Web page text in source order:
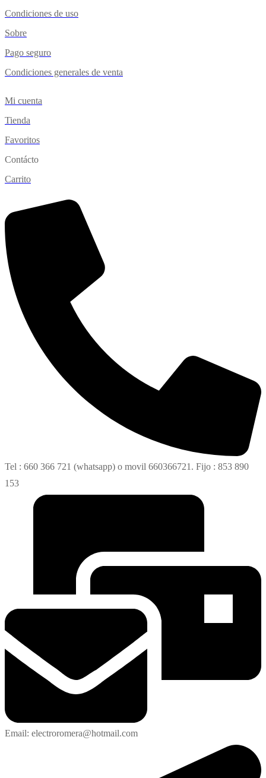
Condiciones de uso
Sobre
Pago seguro
Condiciones generales de venta
Mi cuenta
Tienda
Favoritos
Contácto
Carrito
Tel : 660 366 721 (whatsapp) o movil 660366721. Fijo : 853 890
153
Email: electroromera@hotmail.com